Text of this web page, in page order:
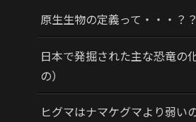
原生生物の定義って・・・？
日本で発掘された主な恐竜の
の）
ヒグマはナマケグマより弱い